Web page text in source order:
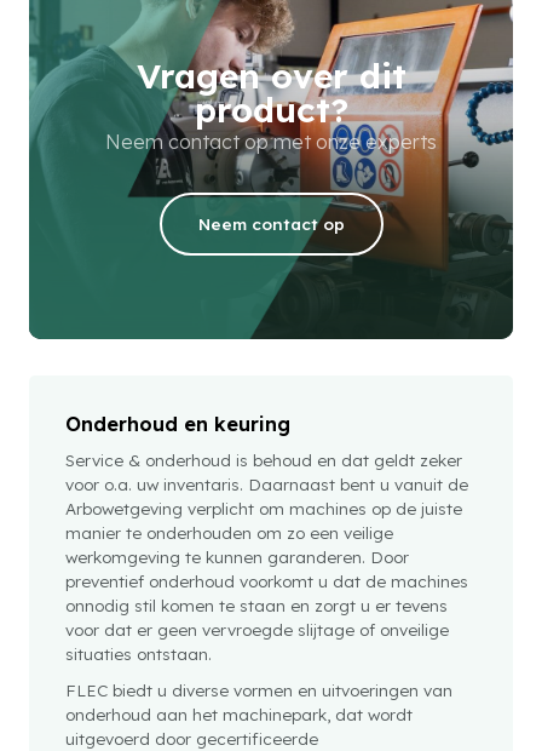
Vragen over dit
product?
Neem contact op met onze experts
Neem contact op
Onderhoud en keuring
Service & onderhoud is behoud en dat geldt zeker
voor o.a. uw inventaris. Daarnaast bent u vanuit de
Arbowetgeving verplicht om machines op de juiste
manier te onderhouden om zo een veilige
werkomgeving te kunnen garanderen. Door
preventief onderhoud voorkomt u dat de machines
onnodig stil komen te staan en zorgt u er tevens
voor dat er geen vervroegde slijtage of onveilige
situaties ontstaan.
FLEC biedt u diverse vormen en uitvoeringen van
onderhoud aan het machinepark, dat wordt
uitgevoerd door gecertificeerde